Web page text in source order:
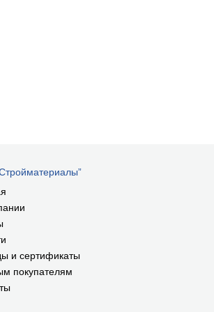
и сертификаты
покупателям